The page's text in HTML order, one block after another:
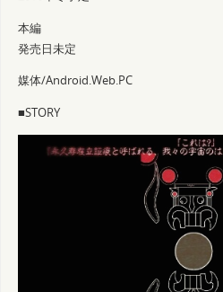
本編
発売日未定
媒体/Android.Web.PC
■STORY